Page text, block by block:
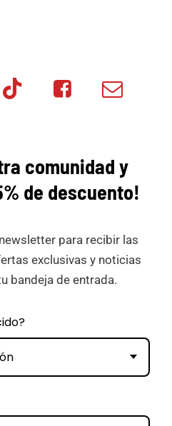
Tok
Minicar Minicar
comunidad y
de descuento!
para recibir las
exclusivas y noticias
bandeja de entrada.